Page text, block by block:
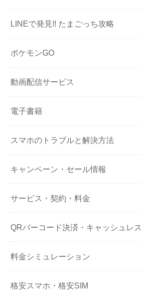
LINEで発見!! たまごっち攻略
ポケモンGO
動画配信サービス
電子書籍
スマホのトラブルと解決方法
キャンペーン・セール情報
サービス・契約・料金
QRバーコード決済・キャッシュレス
料金シミュレーション
格安スマホ・格安SIM